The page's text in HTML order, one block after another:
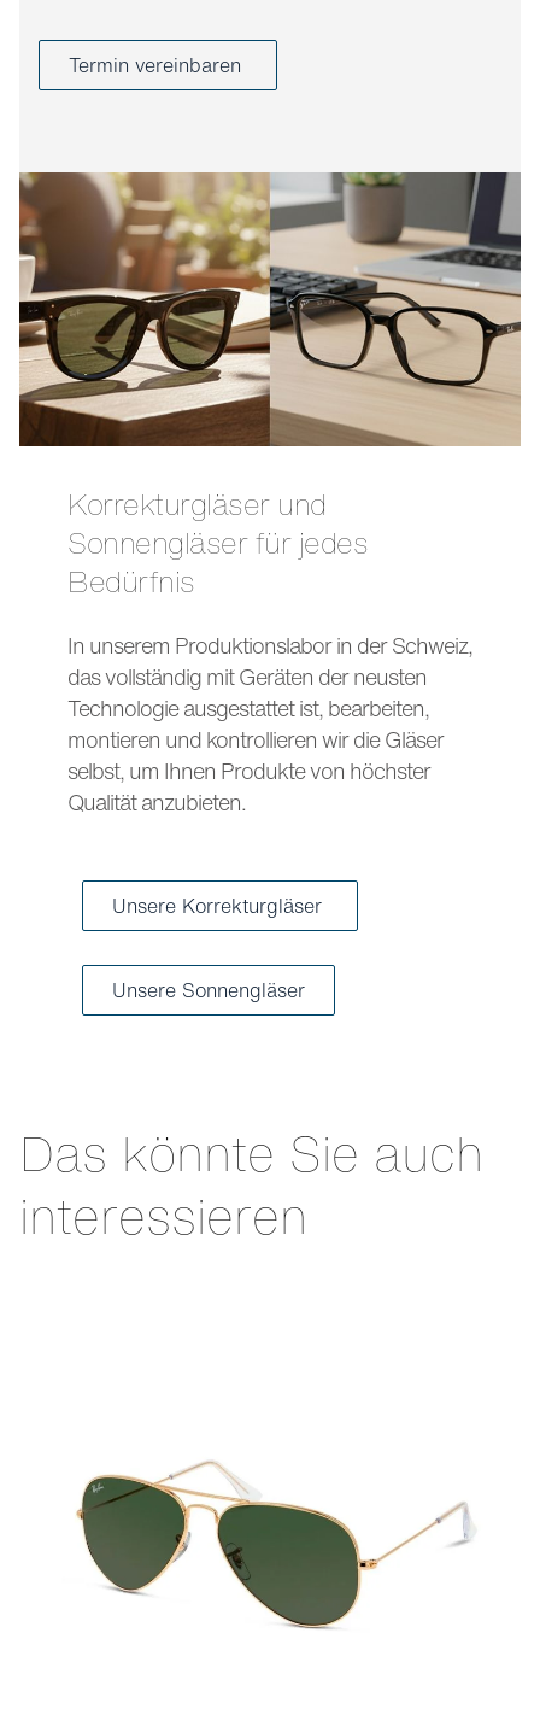
Termin vereinbaren
Korrekturgläser und
Sonnengläser für jedes
Bedürfnis
In unserem Produktionslabor in der Schweiz,
das vollständig mit Geräten der neusten
Technologie ausgestattet ist, bearbeiten,
montieren und kontrollieren wir die Gläser
selbst, um Ihnen Produkte von höchster
Qualität anzubieten.
Unsere Korrekturgläser
Unsere Sonnengläser
Das könnte Sie auch
interessieren